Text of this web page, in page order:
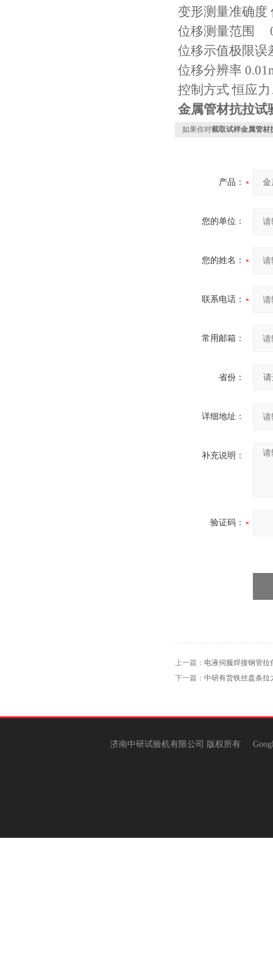
变形测量准确度
位移测量范围
位移示值极限误
位移分辨率
控制方式 恒应
金属管材抗拉试
如果你对截取试样金属管材
产品：
您的单位：
您的姓名：
联系电话：
常用邮箱：
省份：
详细地址：
补充说明：
验证码：
上一篇： 电液伺服焊接钢管拉
下一篇： 中研有货铁丝盘条拉
济南中研试验机有限公司 版权所有